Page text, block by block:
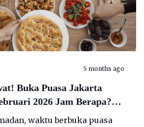
5 months ago
Buka Puasa Jakarta
2026 Jam Berapa?
waktu berbuka puasa